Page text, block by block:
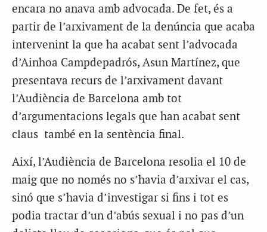
encara no anava amb advocada. De fet, és a
partir de l’arxivament de la denúncia que acaba
intervenint la que ha acabat sent l’advocada
d’Ainhoa Campdepadrós, Asun Martínez, que
presentava recurs de l’arxivament davant
l’Audiència de Barcelona amb tot
d’argumentacions legals que han acabat sent
claus també en la sentència final.
Així, l’Audiència de Barcelona resolia el 10 de
maig que no només no s’havia d’arxivar el cas,
sinó que s’havia d’investigar si fins i tot es
podia tractar d’un d’abús sexual i no pas d’un